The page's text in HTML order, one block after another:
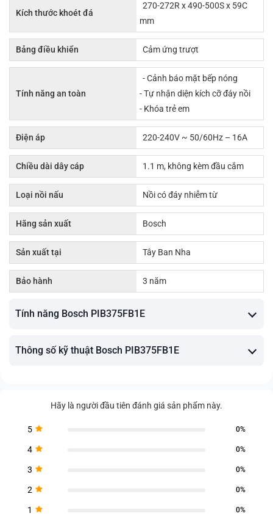
Kích thước khoét đá
270-272R x 490-500S x 59C
mm
Bảng điều khiển Cảm ứng trượt
Tính năng an toàn
- Cảnh báo mặt bếp nóng
- Tự nhận diện kích cỡ đáy nồi
- Khóa trẻ em
Điện áp 220-240V ~ 50/60Hz – 16A
Chiều dài dây cáp 1.1 m, không kèm đầu cắm
Loại nồi nấu Nồi có đáy nhiễm từ
Hãng sản xuất Bosch
Sản xuất tại Tây Ban Nha
Bảo hành 3 năm
Tính năng Bosch PIB375FB1E
Thông số kỹ thuật Bosch PIB375FB1E
Hãy là người đầu tiên đánh giá sản phẩm này.
5 0%
4 0%
3 0%
2 0%
1 0%